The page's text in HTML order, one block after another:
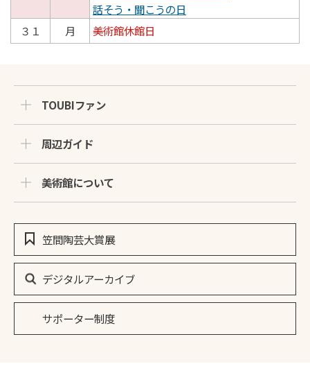
話そう・聞こうの日
３１
月 美術館休館日
TOUBIファン
周辺ガイド
美術館について
笠間陶芸大賞展
デジタルアーカイブ
サポーター制度